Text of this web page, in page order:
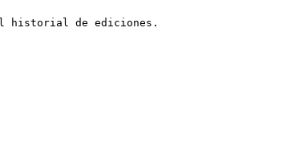
historial de ediciones.